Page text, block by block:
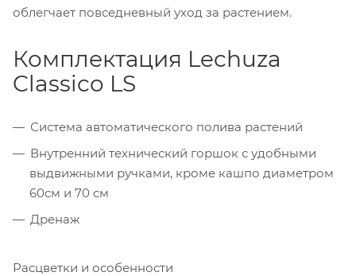
облегчает повседневный уход за растением.
Комплектация Lechuza
Classico LS
Система автоматического полива растений
Внутренний технический горшок с удобными
выдвижными ручками, кроме кашпо диаметром
60см и 70 см
Дренаж
Расцветки и особенности